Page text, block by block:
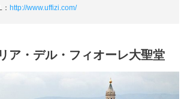
http://www.uffizi.com/
ア・デル・フィオーレ大聖堂